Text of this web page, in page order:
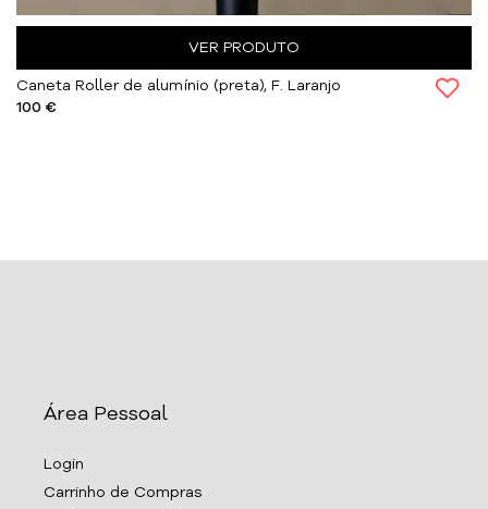
VER PRODUTO
Caneta Roller de alumínio (preta), F. Laranjo
100 €
Área Pessoal
Login
Carrinho de Compras